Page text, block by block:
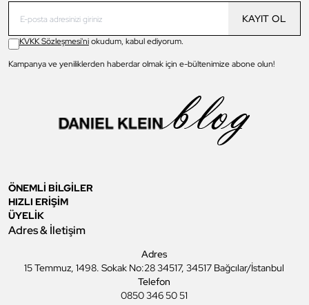
KAYIT OL
KVKK Sözleşmesi'niokudum, kabul ediyorum.
Kampanya ve yeniliklerden haberdar olmak için e-bültenimize abone olun!
ÖNEMLİ BİLGİLER
HIZLI ERİŞİM
ÜYELİK
Adres & İletişim
Adres
15 Temmuz, 1498. Sokak No:28 34517, 34517 Bağcılar/İstanbul
Telefon
0850 346 50 51